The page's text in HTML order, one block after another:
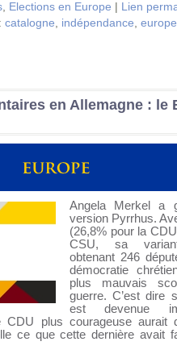
, Elections en Europe
Lien
catalogne, indépendance, europe
en Allemagne : le
Angela Merkel a
version Pyrrhus.
(26,8% pour la
CSU, sa
obtenant 246
démocratie
plus mauvais
guerre. C’est dire
est devenue
CDU plus courageuse aurait
ce que cette dernière avait